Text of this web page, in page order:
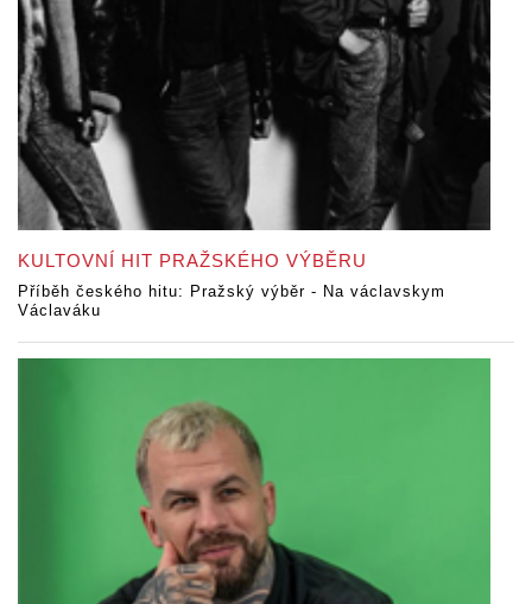
KULTOVNÍ HIT PRAŽSKÉHO VÝBĚRU
Příběh českého hitu: Pražský výběr - Na václavskym
Václaváku